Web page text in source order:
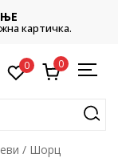
картичка.
0 0
Шорц